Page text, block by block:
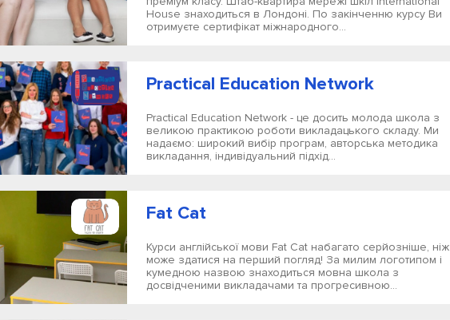
House знаходиться в Лондоні. По закінченню курсу Ви
отримуєте сертифікат міжнародного...
Practical Education Network
Practical Education Network - це досить молода школа з
великою практикою роботи викладацького складу. Ми
надаємо: широкий вибір програм, авторська методика
викладання, індивідуальний підхід...
Fat Cat
Курси англійської мови Fat Cat набагато серйозніше, ніж
може здатися на перший погляд! За милим логотипом і
кумедною назвою знаходиться мовна школа з
досвідченими викладачами та прогресивною...